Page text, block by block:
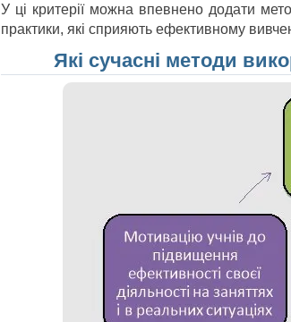
У ці критерії можна впевнено додати
практики, які сприяють ефективному
Які сучасні методи